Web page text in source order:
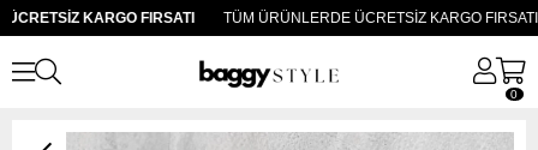
KARGO FIRSATI TÜM ÜRÜNLERDE ÜCRETSİZ KARGO FIRSATI
0